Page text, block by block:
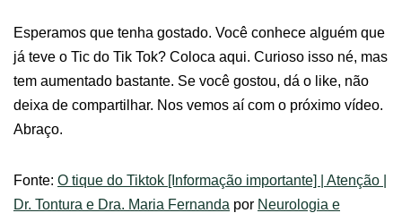
Esperamos que tenha gostado. Você conhece alguém que
já teve o Tic do Tik Tok? Coloca aqui. Curioso isso né, mas
tem aumentado bastante. Se você gostou, dá o like, não
deixa de compartilhar. Nos vemos aí com o próximo vídeo.
Abraço.
Fonte: O tique do Tiktok [Informação importante] | Atenção |
Dr. Tontura e Dra. Maria Fernanda por Neurologia e